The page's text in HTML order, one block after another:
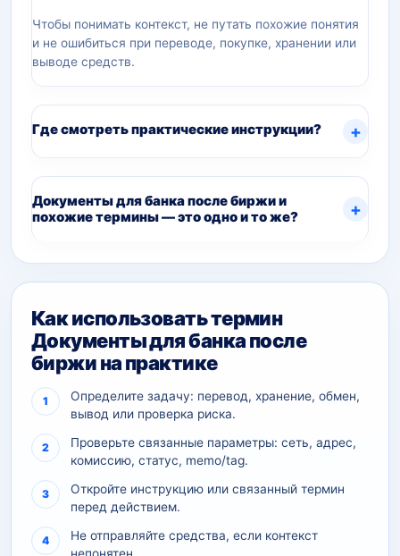
Чтобы понимать контекст, не путать похожие понятия
и не ошибиться при переводе, покупке, хранении или
выводе средств.
Где смотреть практические инструкции?
Документы для банка после биржи и
похожие термины — это одно и то же?
Как использовать термин
Документы для банка после
биржи на практике
Определите задачу: перевод, хранение, обмен,
вывод или проверка риска.
Проверьте связанные параметры: сеть, адрес,
комиссию, статус, memo/tag.
Откройте инструкцию или связанный термин
перед действием.
Не отправляйте средства, если контекст